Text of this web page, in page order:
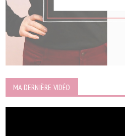
MA DERNIÈRE VIDÉO